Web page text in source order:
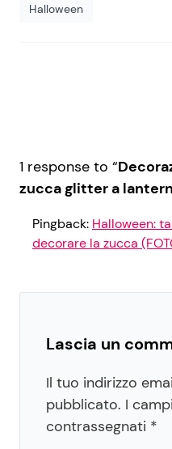
Halloween
1 response to “
zucca glitter a
Pingback: Halloween:
decorare la zucca
Lascia un
Il tuo indirizzo
pubblicato. I
contrassegnati *